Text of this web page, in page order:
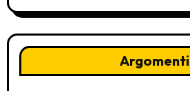
Argomenti